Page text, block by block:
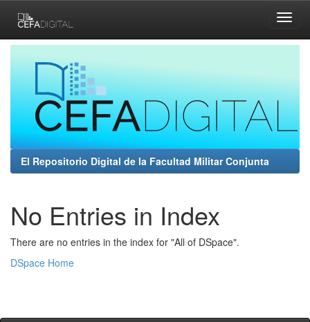
navigation
El Repositorio Digital de la Facultad Militar Conjunta
No Entries in Index
There are no entries in the index for "All of DSpace".
DSpace Home